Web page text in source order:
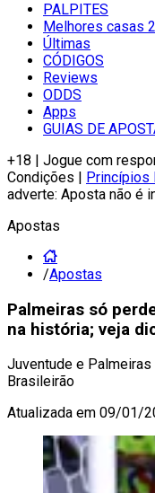
PALPITES
Melhores casas
Últimas
CÓDIGOS
Reviews
ODDS
Apps
GUIAS DE
+18 | Jogue com
Condições | Princípios
adverte: Aposta não é
Apostas
/Apostas
Palmeiras só
na história; veja
Juventude e
Brasileirão
Atualizada em 09/01/